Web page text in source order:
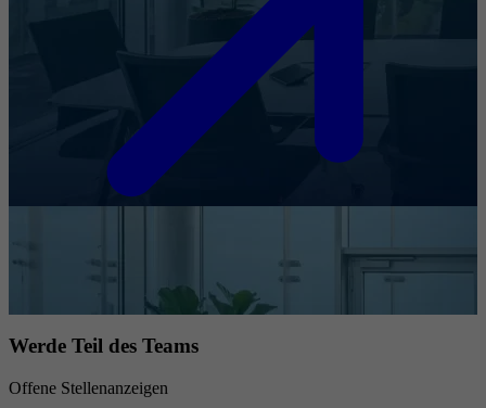
Werde Teil des Teams
Offene Stellenanzeigen